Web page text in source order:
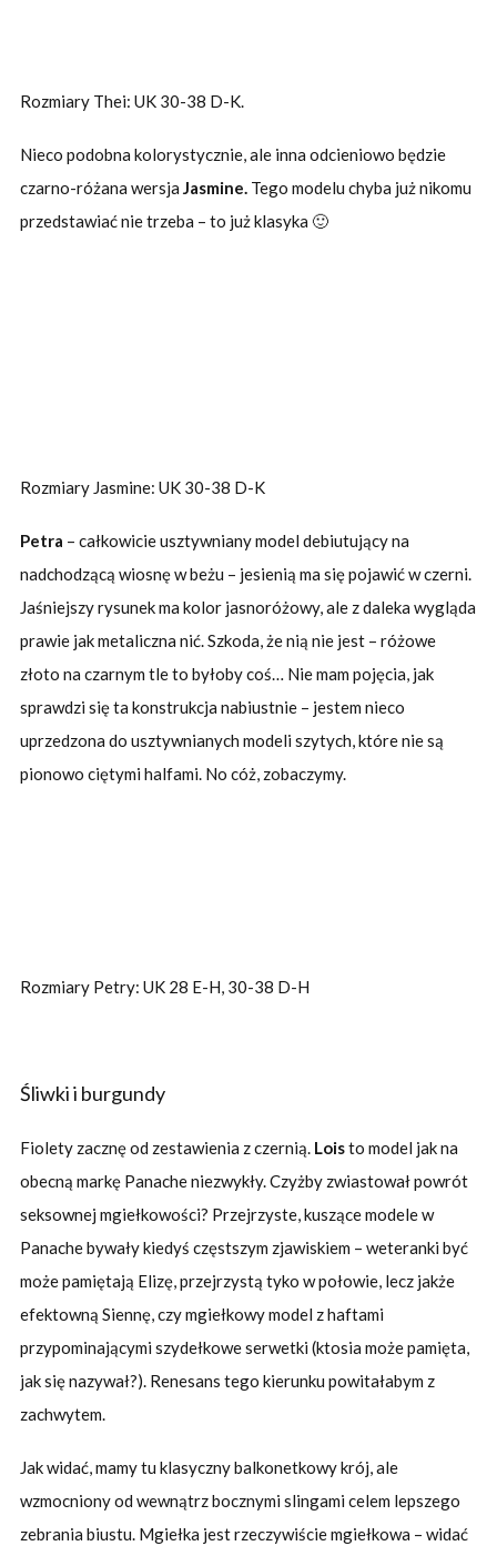
Rozmiary Thei: UK 30-38 D-K.
Nieco podobna kolorystycznie, ale inna odcieniowo będzie
czarno-różana wersja Jasmine. Tego modelu chyba już nikomu
przedstawiać nie trzeba – to już klasyka 🙂
Rozmiary Jasmine: UK 30-38 D-K
Petra – całkowicie usztywniany model debiutujący na
nadchodzącą wiosnę w beżu – jesienią ma się pojawić w czerni.
Jaśniejszy rysunek ma kolor jasnoróżowy, ale z daleka wygląda
prawie jak metaliczna nić. Szkoda, że nią nie jest – różowe
złoto na czarnym tle to byłoby coś… Nie mam pojęcia, jak
sprawdzi się ta konstrukcja nabiustnie – jestem nieco
uprzedzona do usztywnianych modeli szytych, które nie są
pionowo ciętymi halfami. No cóż, zobaczymy.
Rozmiary Petry: UK 28 E-H, 30-38 D-H
Śliwki i burgundy
Fiolety zacznę od zestawienia z czernią. Loisto model jak na
obecną markę Panache niezwykły. Czyżby zwiastował powrót
seksownej mgiełkowości? Przejrzyste, kuszące modele w
Panache bywały kiedyś częstszym zjawiskiem – weteranki być
może pamiętają Elizę, przejrzystą tyko w połowie, lecz jakże
efektowną Siennę, czy mgiełkowy model z haftami
przypominającymi szydełkowe serwetki (ktosia może pamięta,
jak się nazywał?). Renesans tego kierunku powitałabym z
zachwytem.
Jak widać, mamy tu klasyczny balkonetkowy krój, ale
wzmocniony od wewnątrz bocznymi slingami celem lepszego
zebrania biustu. Mgiełka jest rzeczywiście mgiełkowa – widać